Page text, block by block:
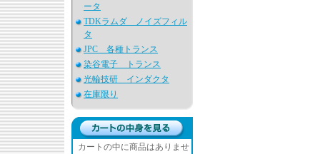
ータ
TDKラムダ ノイズフィル
タ
JPC 各種トランス
染谷電子 トランス
光輪技研 インダクタ
在庫限り
カートの中に商品はありませ